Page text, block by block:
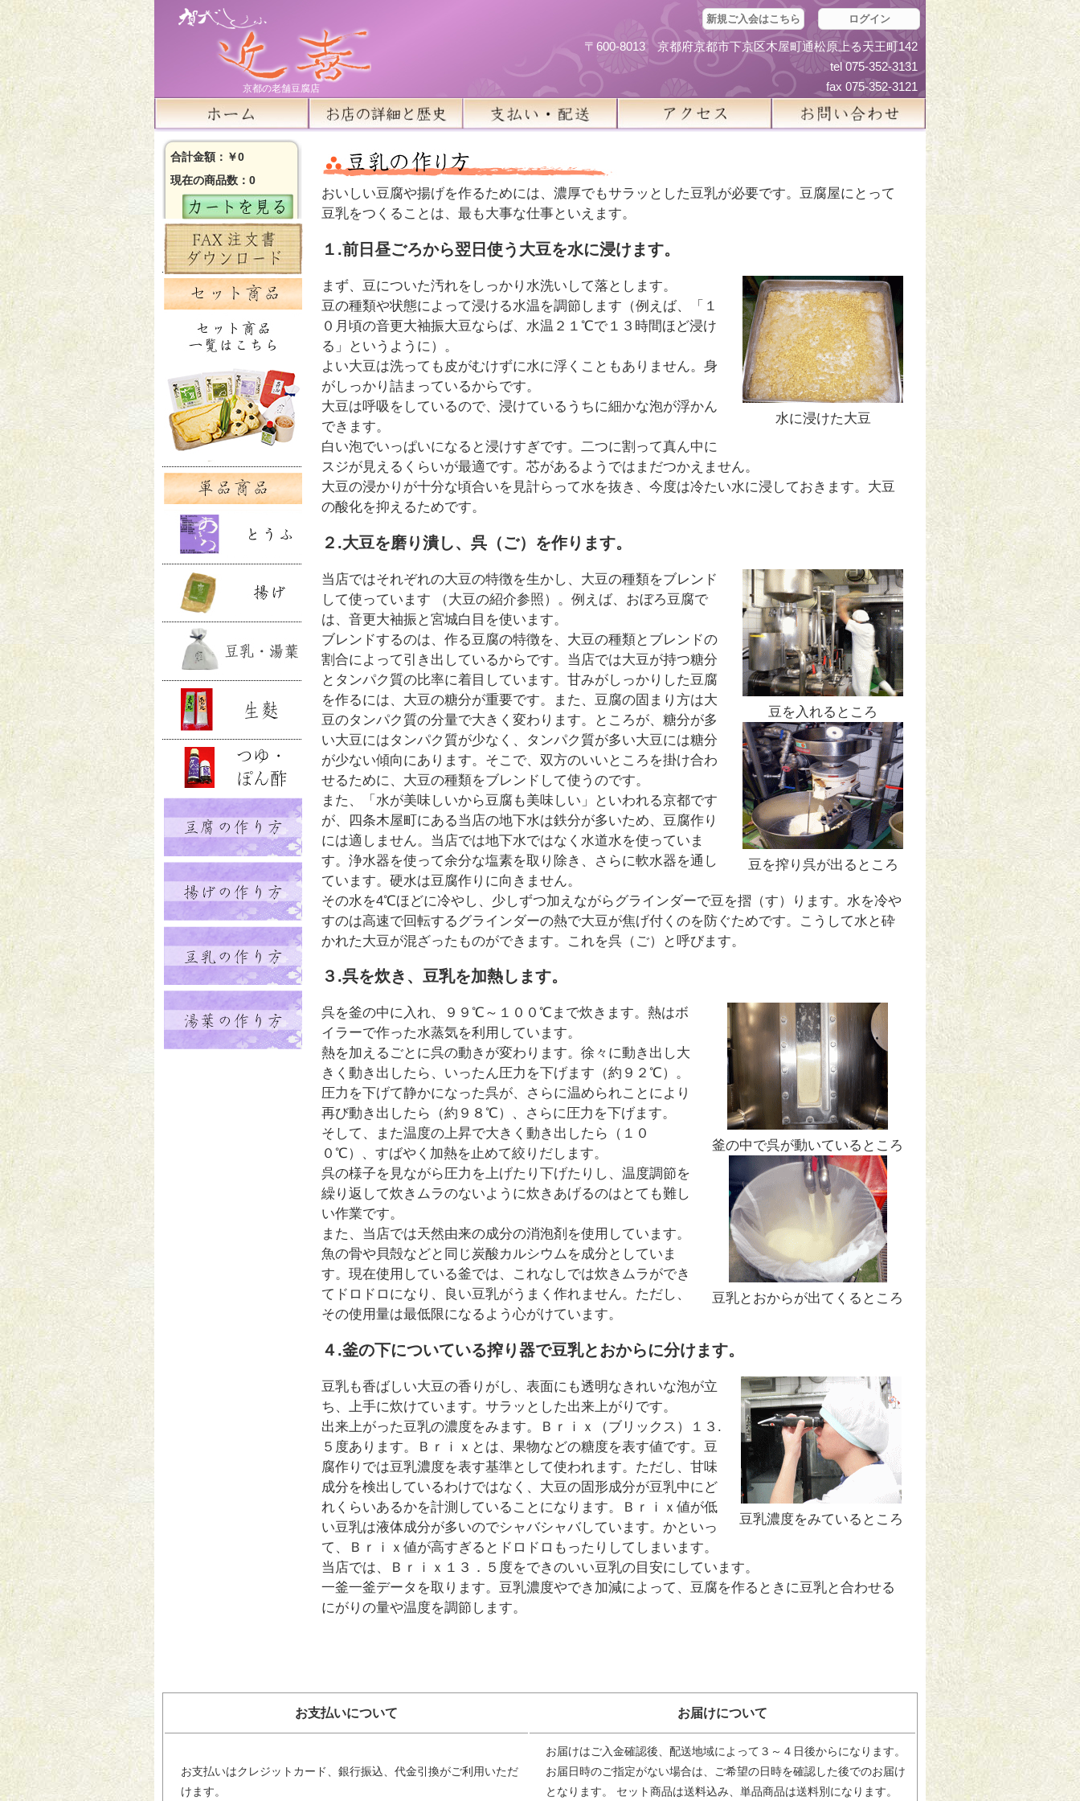
京都の老舗豆腐店
新規ご入会はこちら ログイン
〒600-8013 京都府京都市下京区木屋町通松原上る天王町142
tel 075-352-3131
fax 075-352-3121
おいしい豆腐や揚げを作るためには、濃厚でもサラッとした豆乳が必要です。豆腐屋にとって
豆乳をつくることは、最も大事な仕事といえます。
１.前日昼ごろから翌日使う大豆を水に浸けます。
水に浸けた大豆
まず、豆についた汚れをしっかり水洗いして落とします。
豆の種類や状態によって浸ける水温を調節します（例えば、「１
０月頃の音更大袖振大豆ならば、水温２１℃で１３時間ほど浸け
る」というように）。
よい大豆は洗っても皮がむけずに水に浮くこともありません。身
がしっかり詰まっているからです。
大豆は呼吸をしているので、浸けているうちに細かな泡が浮かん
できます。
白い泡でいっぱいになると浸けすぎです。二つに割って真ん中に
スジが見えるくらいが最適です。芯があるようではまだつかえません。
大豆の浸かりが十分な頃合いを見計らって水を抜き、今度は冷たい水に浸しておきます。大豆
の酸化を抑えるためです。
２.大豆を磨り潰し、呉（ご）を作ります。
豆を入れるところ
豆を搾り呉が出るところ
当店ではそれぞれの大豆の特徴を生かし、大豆の種類をブレンド
して使っています （大豆の紹介参照）。例えば、おぼろ豆腐で
は、音更大袖振と宮城白目を使います。
ブレンドするのは、作る豆腐の特徴を、大豆の種類とブレンドの
割合によって引き出しているからです。当店では大豆が持つ糖分
とタンパク質の比率に着目しています。甘みがしっかりした豆腐
を作るには、大豆の糖分が重要です。また、豆腐の固まり方は大
豆のタンパク質の分量で大きく変わります。ところが、糖分が多
い大豆にはタンパク質が少なく、タンパク質が多い大豆には糖分
が少ない傾向にあります。そこで、双方のいいところを掛け合わ
せるために、大豆の種類をブレンドして使うのです。
また、「水が美味しいから豆腐も美味しい」といわれる京都です
が、四条木屋町にある当店の地下水は鉄分が多いため、豆腐作り
には適しません。当店では地下水ではなく水道水を使っていま
す。浄水器を使って余分な塩素を取り除き、さらに軟水器を通し
ています。硬水は豆腐作りに向きません。
その水を4℃ほどに冷やし、少しずつ加えながらグラインダーで豆を摺（す）ります。水を冷や
すのは高速で回転するグラインダーの熱で大豆が焦げ付くのを防ぐためです。こうして水と砕
かれた大豆が混ざったものができます。これを呉（ご）と呼びます。
３.呉を炊き、豆乳を加熱します。
釜の中で呉が動いているところ
豆乳とおからが出てくるところ
呉を釜の中に入れ、９９℃～１００℃まで炊きます。熱はボ
イラーで作った水蒸気を利用しています。
熱を加えるごとに呉の動きが変わります。徐々に動き出し大
きく動き出したら、いったん圧力を下げます（約９２℃）。
圧力を下げて静かになった呉が、さらに温められことにより
再び動き出したら（約９８℃）、さらに圧力を下げます。
そして、また温度の上昇で大きく動き出したら（１０
０℃）、すばやく加熱を止めて絞りだします。
呉の様子を見ながら圧力を上げたり下げたりし、温度調節を
繰り返して炊きムラのないように炊きあげるのはとても難し
い作業です。
また、当店では天然由来の成分の消泡剤を使用しています。
魚の骨や貝殻などと同じ炭酸カルシウムを成分としていま
す。現在使用している釜では、これなしでは炊きムラができ
てドロドロになり、良い豆乳がうまく作れません。ただし、
その使用量は最低限になるよう心がけています。
４.釜の下についている搾り器で豆乳とおからに分けます。
豆乳濃度をみているところ
豆乳も香ばしい大豆の香りがし、表面にも透明なきれいな泡が立
ち、上手に炊けています。サラッとした出来上がりです。
出来上がった豆乳の濃度をみます。Ｂｒｉｘ（ブリックス）１３.
５度あります。Ｂｒｉｘとは、果物などの糖度を表す値です。豆
腐作りでは豆乳濃度を表す基準として使われます。ただし、甘味
成分を検出しているわけではなく、大豆の固形成分が豆乳中にど
れくらいあるかを計測していることになります。Ｂｒｉｘ値が低
い豆乳は液体成分が多いのでシャバシャバしています。かといっ
て、Ｂｒｉｘ値が高すぎるとドロドロもったりしてしまいます。
当店では、Ｂｒｉｘ１３．５度をできのいい豆乳の目安にしています。
一釜一釜データを取ります。豆乳濃度やでき加減によって、豆腐を作るときに豆乳と合わせる
にがりの量や温度を調節します。
合計金額：￥0
現在の商品数：0
お支払いについて お届けについて
お支払いはクレジットカード、銀行振込、代金引換がご利用いただ
けます。
お届けはご入金確認後、配送地域によって３～４日後からになります。
お届日時のご指定がない場合は、ご希望の日時を確認した後でのお届け
となります。 セット商品は送料込み、単品商品は送料別になります。